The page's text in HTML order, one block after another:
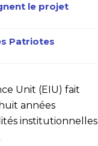
le projet
Patriotes
Unit (EIU) fait
années
institutionnelles